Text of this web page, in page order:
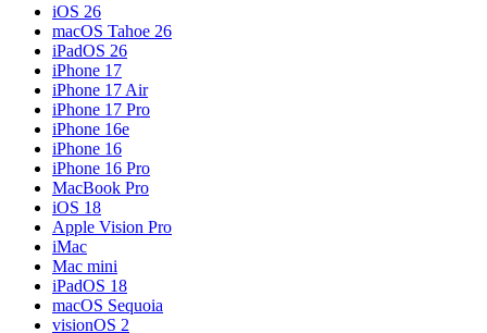
iOS 26
macOS Tahoe 26
iPadOS 26
iPhone 17
iPhone 17 Air
iPhone 17 Pro
iPhone 16e
iPhone 16
iPhone 16 Pro
MacBook Pro
iOS 18
Apple Vision Pro
iMac
Mac mini
iPadOS 18
macOS Sequoia
visionOS 2